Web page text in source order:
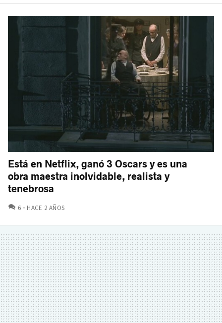
Está en Netflix, ganó 3 Oscars y es una
obra maestra inolvidable, realista y
tenebrosa
6 COMENTARIOS
HACE 2 AÑOS